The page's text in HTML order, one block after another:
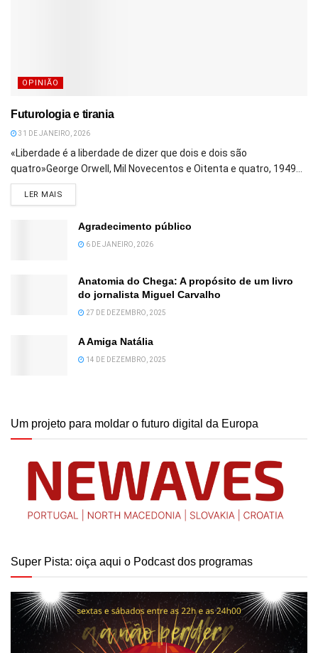
OPINIÃO
Futurologia e tirania
31 DE JANEIRO, 2026
«Liberdade é a liberdade de dizer que dois e dois são
quatro»George Orwell, Mil Novecentos e Oitenta e quatro, 1949...
LER MAIS
Agradecimento público
6 DE JANEIRO, 2026
Anatomia do Chega: A propósito de um livro
do jornalista Miguel Carvalho
27 DE DEZEMBRO, 2025
A Amiga Natália
14 DE DEZEMBRO, 2025
Um projeto para moldar o futuro digital da Europa
Super Pista: oiça aqui o Podcast dos programas